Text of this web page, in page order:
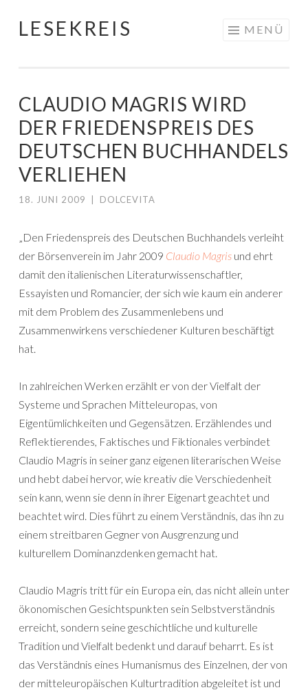
Springe
LESEKREIS MENÜ
CLAUDIO MAGRIS WIRD
DER FRIEDENSPREIS DES
DEUTSCHEN BUCHHANDELS
VERLIEHEN
18. JUNI 2009 DOLCEVITA
„Den Friedenspreis des Deutschen Buchhandels verleiht
der Börsenverein im Jahr 2009 Claudio Magris und ehrt
damit den italienischen Literaturwissenschaftler,
Essayisten und Romancier, der sich wie kaum ein anderer
mit dem Problem des Zusammenlebens und
Zusammenwirkens verschiedener Kulturen beschäftigt
hat.
In zahlreichen Werken erzählt er von der Vielfalt der
Systeme und Sprachen Mitteleuropas, von
Eigentümlichkeiten und Gegensätzen. Erzählendes und
Reflektierendes, Faktisches und Fiktionales verbindet
Claudio Magris in seiner ganz eigenen literarischen Weise
und hebt dabei hervor, wie kreativ die Verschiedenheit
sein kann, wenn sie denn in ihrer Eigenart geachtet und
beachtet wird. Dies führt zu einem Verständnis, das ihn zu
einem streitbaren Gegner von Ausgrenzung und
kulturellem Dominanzdenken gemacht hat.
Claudio Magris tritt für ein Europa ein, das nicht allein unter
ökonomischen Gesichtspunkten sein Selbstverständnis
erreicht, sondern seine geschichtliche und kulturelle
Tradition und Vielfalt bedenkt und darauf beharrt. Es ist
das Verständnis eines Humanismus des Einzelnen, der von
der mitteleuropäischen Kulturtradition abgeleitet ist und